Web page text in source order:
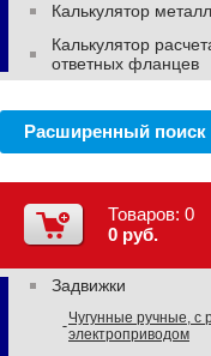
Калькулятор
Калькулятор
ответных фланцев
Расширенный поиск
Товаров: 0
0 руб.
Задвижки
Чугунные ручные, с
электроприводом